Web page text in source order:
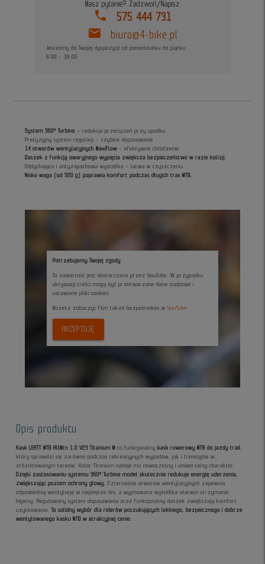
Masz pytanie? Zadzwoń/Napisz
phone 575 444 731
mail biuro@4-bike.pl
Jesteśmy do Twojej dyspozycji od poniedziałku do piątku
8:00 - 16:00
System 360° Turbine – redukcja przeciążeń przy upadku
Precyzyjny system regulacji – szybkie dopasowanie
14 otworów wentylacyjnych MaxiFlow – efektywne chłodzenie
Daszek z funkcją awaryjnego wypięcia zwiększa bezpieczeństwo w razie kolizji.
Oddychająca i antyzapachowa wyściółka – łatwa w czyszczeniu
Niska waga (od 320 g) poprawia komfort podczas długich tras MTB.
Potrzebujemy Twojej zgody
Ta zawartość jest dostarczana przez YouTube. W przypadku
aktywacji treści mogą być przetwarzane dane osobowe i
ustawiane pliki cookies.
Możesz zobaczyc film także bezpośrednio w YouTube
AKCEPTUJĘ
Opis produktu
Kask LEATT MTB AllMtn 1.0 V23 Titanium M to funkcjonalny kask rowerowy MTB do jazdy trail
który sprawdzi się zarówno podczas rekreacyjnych wypadów, jak i treningów w
zróżnicowanym terenie. Kolor Titanium nadaje mu nowoczesny i uniwersalny charakter.
Dzięki zastosowaniu systemu 360° Turbine model skutecznie redukuje energię uderzenia,
zwiększając poziom ochrony głowy.
Czternaście otworów wentylacyjnych zapewnia
odpowiednią wentylację w cieplejsze dni, a wyjmowana wyściółka ułatwia utrzymanie
higieny. Regulowany system dopasowania oraz funkcjonalny daszek zwiększają komfort
użytkowania.To solidny wybór dla riderów poszukujących lekkiego, bezpiecznego i dobrze
wentylowanego kasku MTB w atrakcyjnej cenie.